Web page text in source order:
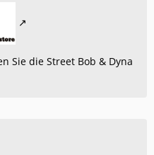
Sie die Street Bob & Dyna